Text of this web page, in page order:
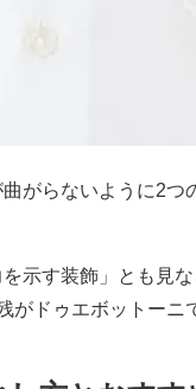
がらないように2つ
示す装飾」とも見
ドゥエボットーニ